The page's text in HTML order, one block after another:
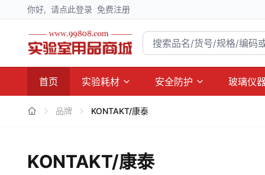
你好, 请点此登录 免费注册
首页 实验耗材 安全防护 玻璃仪
品牌 KONTAKT/康泰
KONTAKT/康泰